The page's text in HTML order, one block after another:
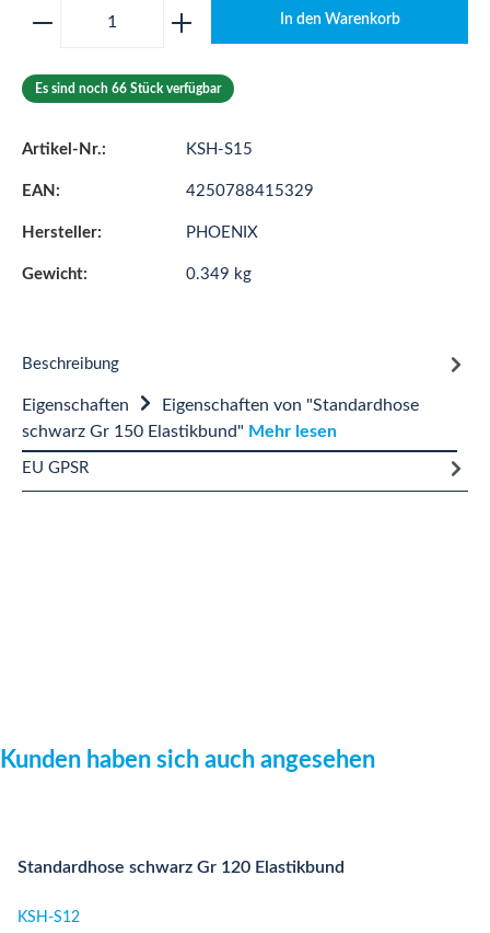
Produkt Anzahl: Gib den gewünschten
In den Warenkorb
Es sind noch 66 Stück verfügbar
Artikel-Nr.: KSH-S15
EAN: 4250788415329
Hersteller: PHOENIX
Gewicht: 0.349 kg
Beschreibung
Eigenschaften
Eigenschaften von "Standardhose
schwarz Gr 150 Elastikbund" Mehr lesen
EU GPSR
Produktgalerie überspringen
Kunden haben sich auch angesehen
Standardhose schwarz Gr 120 Elastikbund
KSH-S12